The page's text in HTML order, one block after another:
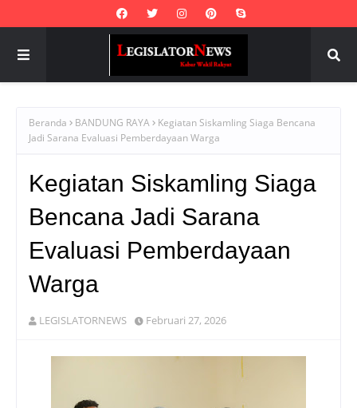
Beranda BANDUNG RAYA
Kegiatan Siskamling Siaga Bencana
Jadi Sarana Evaluasi Pemberdayaan Warga
Kegiatan Siskamling Siaga
Bencana Jadi Sarana
Evaluasi Pemberdayaan
Warga
LEGISLATORNEWS Februari 27, 2026